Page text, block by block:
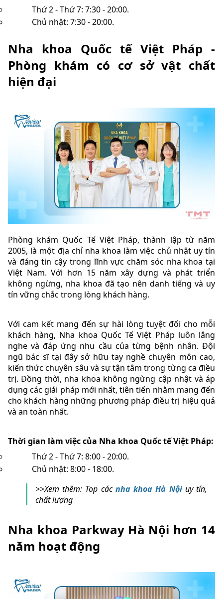
Thứ 2 - Thứ 7: 7:30 - 20:00.
Chủ nhật: 7:30 - 20:00.
Nha khoa Quốc tế Việt Pháp -
Phòng khám có cơ sở vật chất
hiện đại
Phòng khám Quốc Tế Việt Pháp, thành lập từ năm
2005, là một địa chỉ nha khoa làm việc chủ nhật uy tín
và đáng tin cậy trong lĩnh vực chăm sóc nha khoa tại
Việt Nam. Với hơn 15 năm xây dựng và phát triển
không ngừng, nha khoa đã tạo nên danh tiếng và uy
tín vững chắc trong lòng khách hàng.
Với cam kết mang đến sự hài lòng tuyệt đối cho mỗi
khách hàng, Nha khoa Quốc Tế Việt Pháp luôn lắng
nghe và đáp ứng nhu cầu của từng bệnh nhân. Đội
ngũ bác sĩ tại đây sở hữu tay nghề chuyên môn cao,
kiến thức chuyên sâu và sự tận tâm trong từng ca điều
trị. Đồng thời, nha khoa không ngừng cập nhật và áp
dụng các giải pháp mới nhất, tiên tiến nhằm mang đến
cho khách hàng những phương pháp điều trị hiệu quả
và an toàn nhất.
Thời gian làm việc của Nha khoa Quốc tế Việt Pháp:
Thứ 2 - Thứ 7: 8:00 - 20:00.
Chủ nhật: 8:00 - 18:00.
>>Xem thêm: Top các nha khoa Hà Nộiuy tín,
chất lượng
Nha khoa Parkway Hà Nội hơn 14
năm hoạt động